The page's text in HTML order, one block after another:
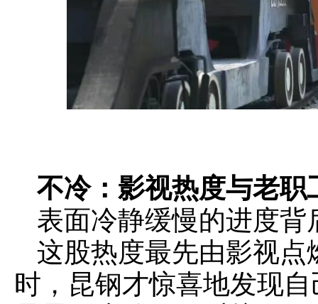
不冷：影视热度与老职
表面冷静缓慢的进度背
这股热度最先由影视
时，昆钢才惊喜地发现